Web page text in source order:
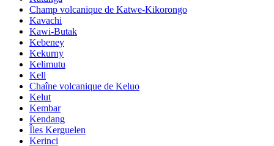
Champ volcanique de Katwe-Kikorongo
Kavachi
Kawi-Butak
Kebeney
Kekurny
Kelimutu
Kell
Chaîne volcanique de Keluo
Kelut
Kembar
Kendang
Îles Kerguelen
Kerinci